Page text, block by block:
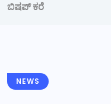
ಬಿಷಪ್ ಕರೆ
NEWS